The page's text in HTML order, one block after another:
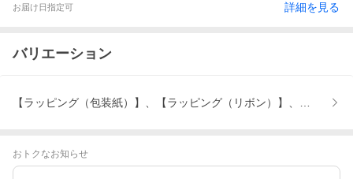
お届け日指定可 詳細を見る
バリエーション
【ラッピング（包装紙）】、【ラッピング（リボン）】、立て札、
おトクなお知らせ